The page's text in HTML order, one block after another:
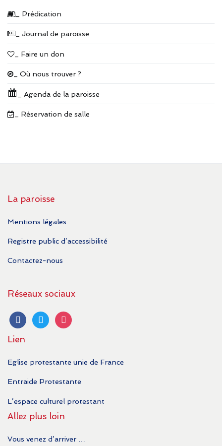
_ Prédication
_ Journal de paroisse
_ Faire un don
_ Où nous trouver ?
_ Agenda de la paroisse
_ Réservation de salle
La paroisse
Mentions légales
Registre public d’accessibilité
Contactez-nous
Réseaux sociaux
facebooktwitter instagram
Lien
Eglise protestante unie de France
Entraide Protestante
L’espace culturel protestant
Allez plus loin
Vous venez d’arriver …